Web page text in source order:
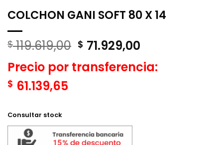
COLCHON GANI SOFT 80 X 14
$119.619,00 El
original
$ 71.929,00
actual
Precio por transferencia:
$ 61.139,65
Consultar stock